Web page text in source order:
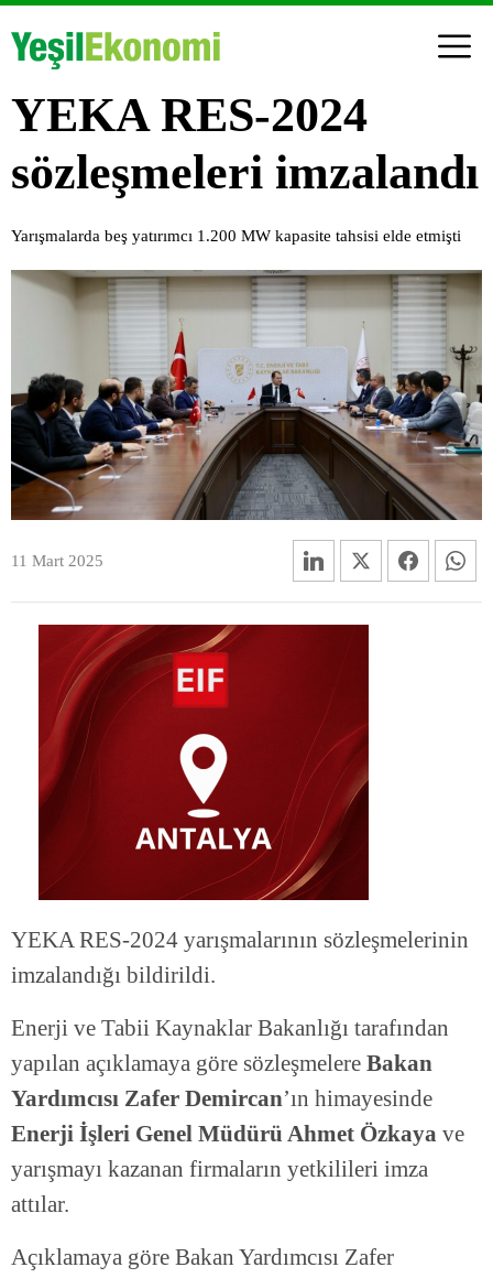
YEKA RES-2024
sözleşmeleri imzalandı
Yarışmalarda beş yatırımcı 1.200 MW kapasite tahsisi elde etmişti
11 Mart 2025
YEKA RES-2024 yarışmalarının sözleşmelerinin
imzalandığı bildirildi.
Enerji ve Tabii Kaynaklar Bakanlığı tarafından
yapılan açıklamaya göre sözleşmelere Bakan
Yardımcısı Zafer Demircan’ın himayesinde
Enerji İşleri Genel Müdürü Ahmet Özkaya ve
yarışmayı kazanan firmaların yetkilileri imza
attılar.
Açıklamaya göre Bakan Yardımcısı Zafer